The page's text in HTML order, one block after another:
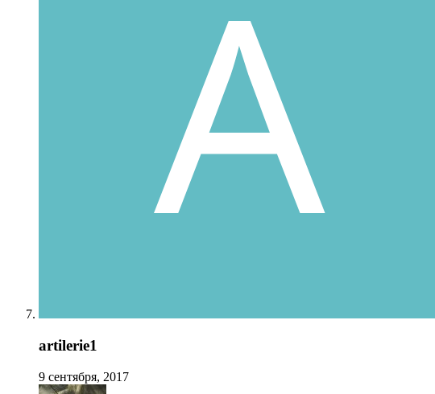
artilerie1
9 сентября, 2017